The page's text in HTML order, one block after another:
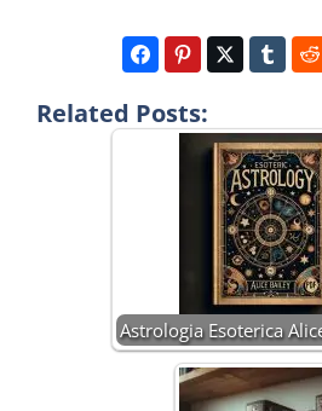
Related Posts:
Astrologia Esoterica